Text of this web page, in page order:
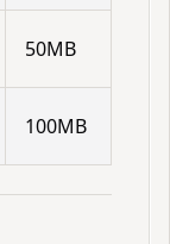
50MB
100MB